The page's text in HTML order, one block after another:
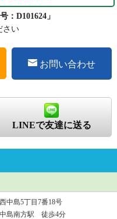
：D101624」
さい
お問い合わせ
LINEで友達に送る
中島5丁目7番18号
島南方駅 徒歩4分